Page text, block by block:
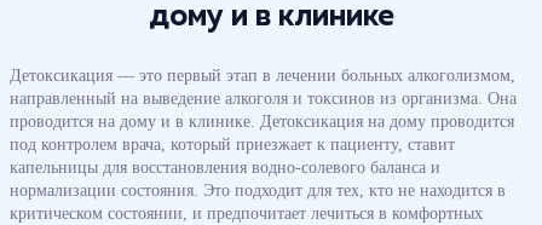
дому и в клинике
Детоксикация — это первый этап в лечении больных алкоголизмом,
направленный на выведение алкоголя и токсинов из организма. Она
проводится на дому и в клинике. Детоксикация на дому проводится
под контролем врача, который приезжает к пациенту, ставит
капельницы для восстановления водно-солевого баланса и
нормализации состояния. Это подходит для тех, кто не находится в
критическом состоянии, и предпочитает лечиться в комфортных